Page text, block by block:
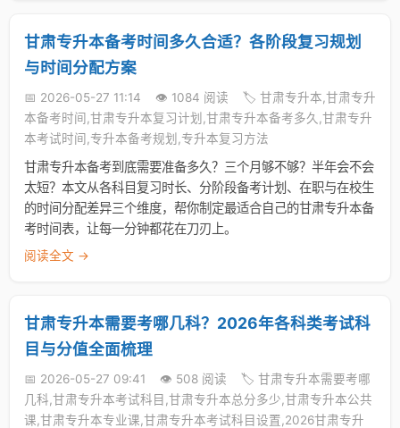
甘肃专升本备考时间多久合适？各阶段复习规划
与时间分配方案
📅 2026-05-27 11:14 👁️ 1084 阅读
🏷️ 甘肃专升本,甘肃专升
本备考时间,甘肃专升本复习计划,甘肃专升本备考多久,甘肃专升
本考试时间,专升本备考规划,专升本复习方法
甘肃专升本备考到底需要准备多久？三个月够不够？半年会不会
太短？本文从各科目复习时长、分阶段备考计划、在职与在校生
的时间分配差异三个维度，帮你制定最适合自己的甘肃专升本备
考时间表，让每一分钟都花在刀刃上。
阅读全文 →
甘肃专升本需要考哪几科？2026年各科类考试科
目与分值全面梳理
📅 2026-05-27 09:41 👁️ 508 阅读
🏷️ 甘肃专升本需要考哪
几科,甘肃专升本考试科目,甘肃专升本总分多少,甘肃专升本公共
课,甘肃专升本专业课,甘肃专升本考试科目设置,2026甘肃专升